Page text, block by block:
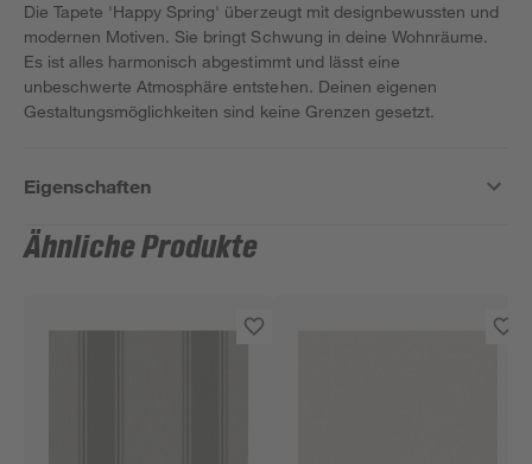
Die Tapete 'Happy Spring' überzeugt mit designbewussten und
modernen Motiven. Sie bringt Schwung in deine Wohnräume.
Es ist alles harmonisch abgestimmt und lässt eine
unbeschwerte Atmosphäre entstehen. Deinen eigenen
Gestaltungsmöglichkeiten sind keine Grenzen gesetzt.
Eigenschaften
Ähnliche Produkte